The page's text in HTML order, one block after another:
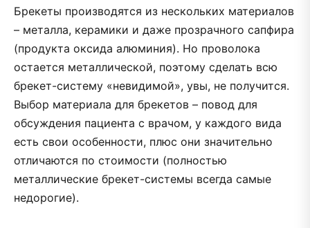
Брекеты производятся из нескольких материалов
– металла, керамики и даже прозрачного сапфира
(продукта оксида алюминия). Но проволока
остается металлической, поэтому сделать всю
брекет-систему «невидимой», увы, не получится.
Выбор материала для брекетов – повод для
обсуждения пациента с врачом, у каждого вида
есть свои особенности, плюс они значительно
отличаются по стоимости (полностью
металлические брекет-системы всегда самые
недорогие).